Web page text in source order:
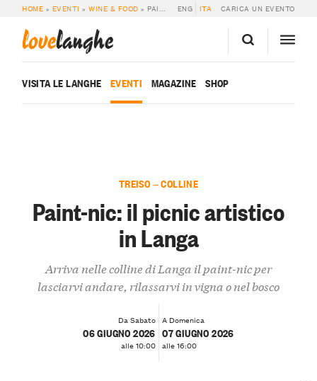
HOME » EVENTI »WINE & FOOD » PAINT-NIC: IL PICNIC ARTISTICO IN LANGA ENG ITA CARICA UN EVENTO
lovelanghe
VISITA LE LANGHE EVENTI MAGAZINE SHOP
TREISO — COLLINE
Paint-nic: il picnic artistico
in Langa
Arriva nelle colline di Langa il paint-nic per
lasciarvi andare, rilassarvi in vigna o nel bosco
Da Sabato
06 GIUGNO 2026
alle 10:00
A Domenica
07 GIUGNO 2026
alle 16:00